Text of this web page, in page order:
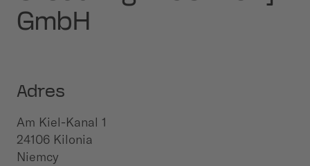
GmbH
Adres
Am Kiel-Kanal 1
24106 Kilonia
Niemcy